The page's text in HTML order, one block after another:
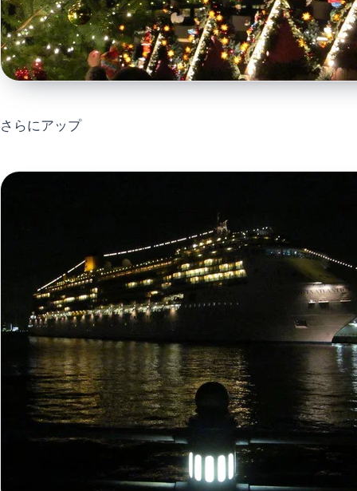
さらにアップ